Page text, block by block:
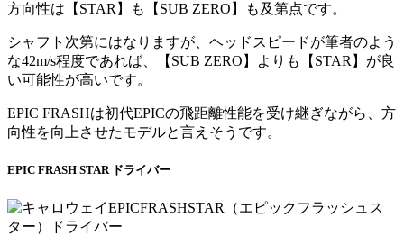
方向性は【STAR】も【SUB ZERO】も及第点です。
シャフト次第にはなりますが、ヘッドスピードが筆者のよう
な42m/s程度であれば、【SUB ZERO】よりも【STAR】が良
い可能性が高いです。
EPIC FRASHは初代EPICの飛距離性能を受け継ぎながら、方
向性を向上させたモデルと言えそうです。
EPIC FRASH STAR ドライバー